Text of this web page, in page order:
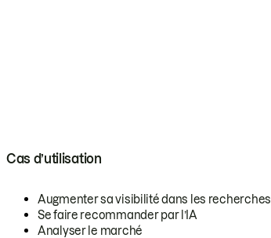
Cas d’utilisation
Augmenter sa visibilité dans les recherches
Se faire recommander par l’IA
Analyser le marché